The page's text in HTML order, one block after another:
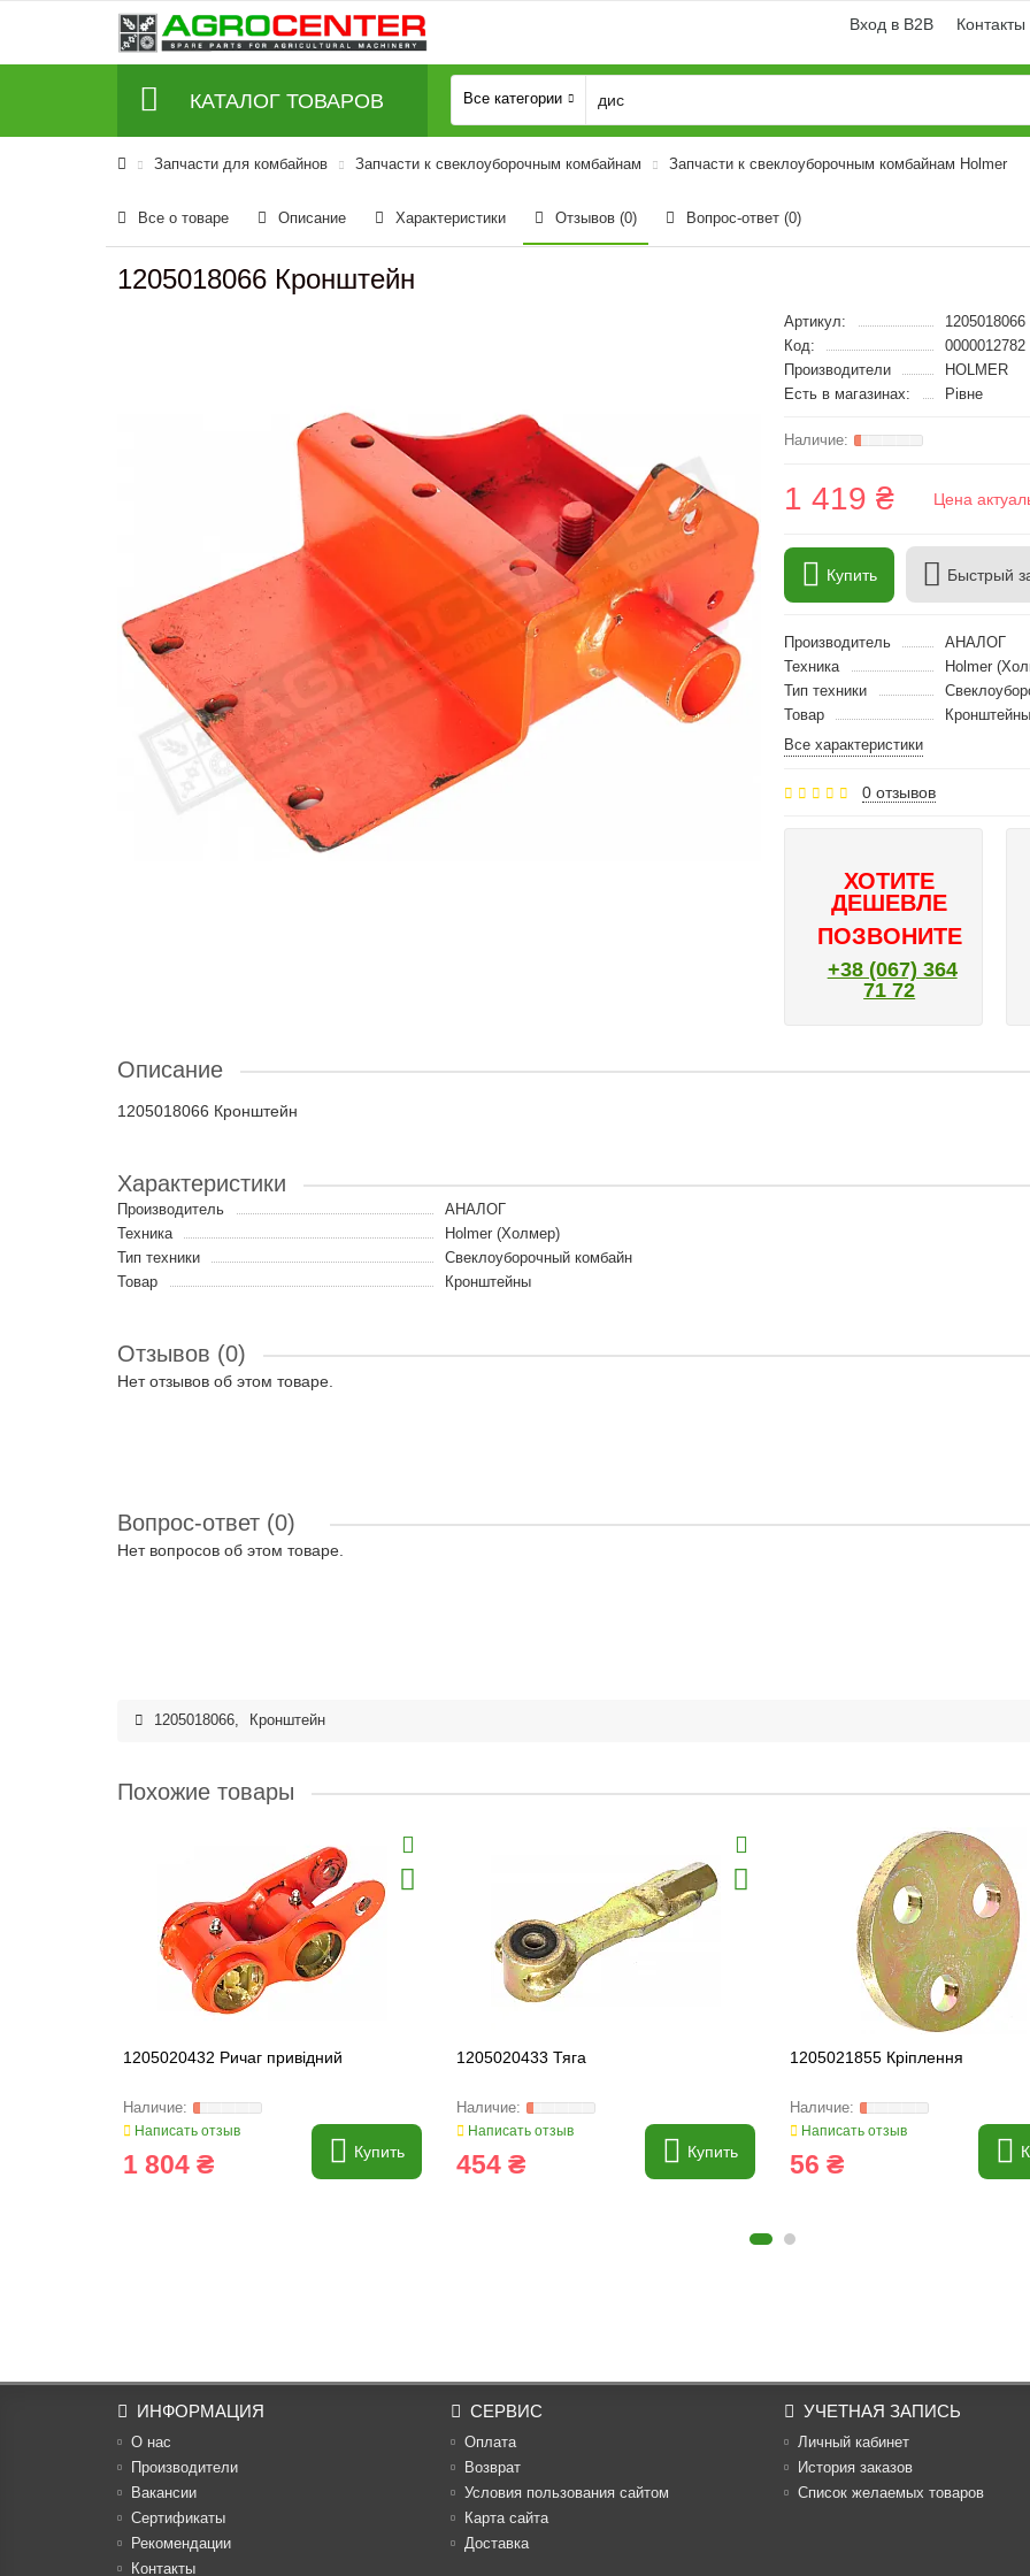
Вход в B2B Контакты
КАТАЛОГ ТОВАРОВ Все категории
Запчасти для комбайнов Запчасти к свеклоуборочным комбайнам Запчасти к свеклоуборочным комбайнам Holmer
Все о товаре Описание Характеристики Отзывов (0) Вопрос-ответ (0)
1205018066 Кронштейн
Артикул:
1205018066
Код:
0000012782
Производители
HOLMER
Есть в магазинах:
Рівне
1 419 ₴ Цена
Купить Быстрый
Производитель
АНАЛОГ
Техника
Holmer
Тип техники
Товар
Кронштейны
Все характеристики
0 отзывов
ХОТИТЕ
ДЕШЕВЛЕ
ПОЗВОНИТЕ
+38 (067) 364
71 72
Описание
1205018066 Кронштейн
Характеристики
Производитель
АНАЛОГ
Техника
Holmer (Холмер)
Тип техники
Свеклоуборочный комбайн
Товар
Кронштейны
Отзывов (0)
Нет отзывов об этом товаре.
Вопрос-ответ (0)
Нет вопросов об этом товаре.
1205018066, Кронштейн
Похожие товары
1205020432 Ричаг привідний
Написать отзыв
1 804 ₴ Купить
1205020433 Тяга
Написать отзыв
454 ₴ Купить
1205021855 Кріплення
Написать отзыв
56 ₴
ИНФОРМАЦИЯ
О нас
Производители
Вакансии
Cертификаты
Рекомендации
Контакты
СЕРВИС
Оплата
Возврат
Условия пользования сайтом
Карта сайта
Доставка
УЧЕТНАЯ ЗАПИСЬ
Личный кабинет
История заказов
Список желаемых товаров